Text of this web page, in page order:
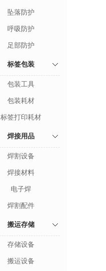
坠落防护
呼吸防护
足部防护
标签包装
包装工具
包装耗材
标签打印耗材
焊接用品
焊割设备
焊接材料
电子焊
焊割配件
搬运存储
存储设备
搬运设备